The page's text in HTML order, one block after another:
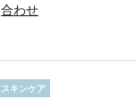
合わせ
スキンケア